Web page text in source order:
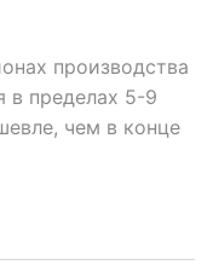
производства
в пределах 5-9
чем в конце